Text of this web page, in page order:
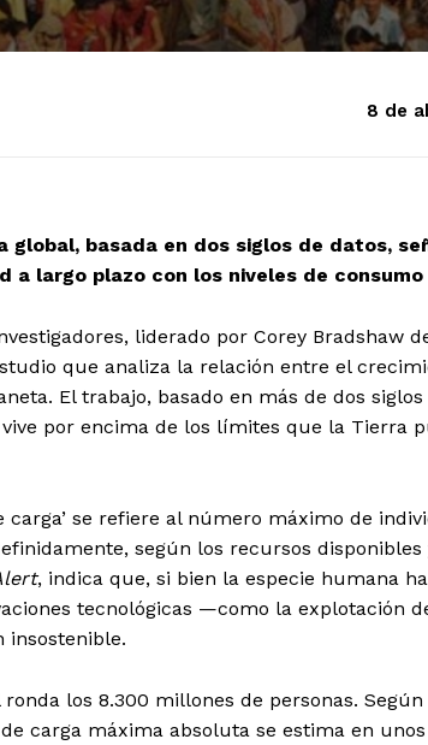
8 de
global, basada en dos siglos de datos,
a largo plazo con los niveles de
liderado por Corey Bradshaw
que analiza la relación entre el
El trabajo, basado en más de dos
por encima de los límites que la Tierra
carga’ se refiere al número máximo de
según los recursos disponibles
, indica que, si bien la especie humana
tecnológicas —como la explotación
insostenible.
los 8.300 millones de personas.
carga máxima absoluta se estima en